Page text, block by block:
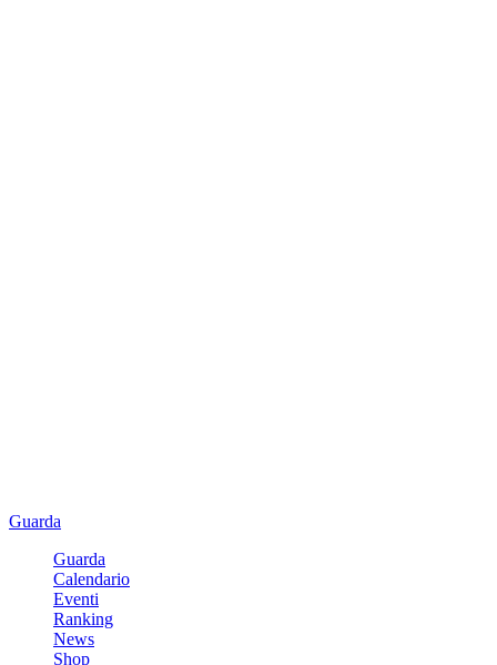
Guarda
Guarda
Calendario
Eventi
Ranking
News
Shop